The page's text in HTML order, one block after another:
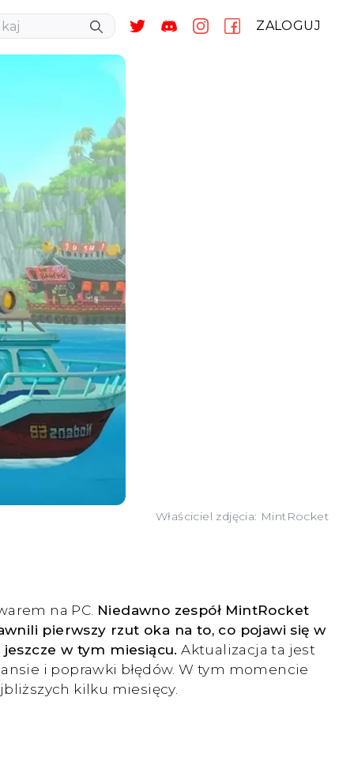
ZALOGUJ
Właściciel zdjęcia: MintRocket
na PC. Niedawno zespół MintRocket
pierwszy rzut oka na to, co pojawi się w
w tym miesiącu. Aktualizacja ta jest
i poprawki błędów. W tym momencie
kilku miesięcy.